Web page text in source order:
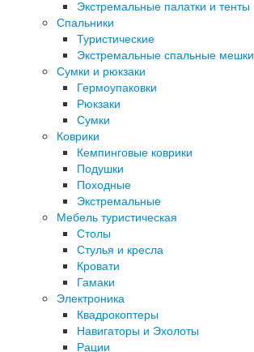
Экстремальные палатки и тенты
Спальники
Туристические
Экстремальные спальные мешки
Сумки и рюкзаки
Гермоупаковки
Рюкзаки
Сумки
Коврики
Кемпинговые коврики
Подушки
Походные
Экстремальные
Мебель туристическая
Столы
Стулья и кресла
Кровати
Гамаки
Электроника
Квадрокоптеры
Навигаторы и Эхолоты
Рации